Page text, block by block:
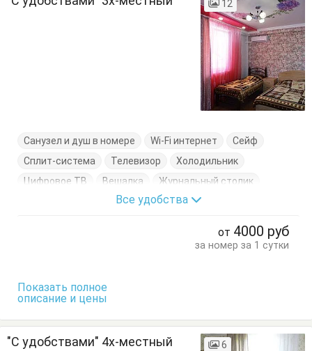
12
Санузел и душ в номере Wi-Fi интернет
Сейф
Сплит-система
Телевизор
Холодильник
Цифровое ТВ
Вешалка
Журнальный столик
Кровать двуспальная
Кровать односпальная
Все удобства
от 4000 руб
за номер за 1 сутки
Показать полное
описание и цены
"С удобствами" 4х-местный 6